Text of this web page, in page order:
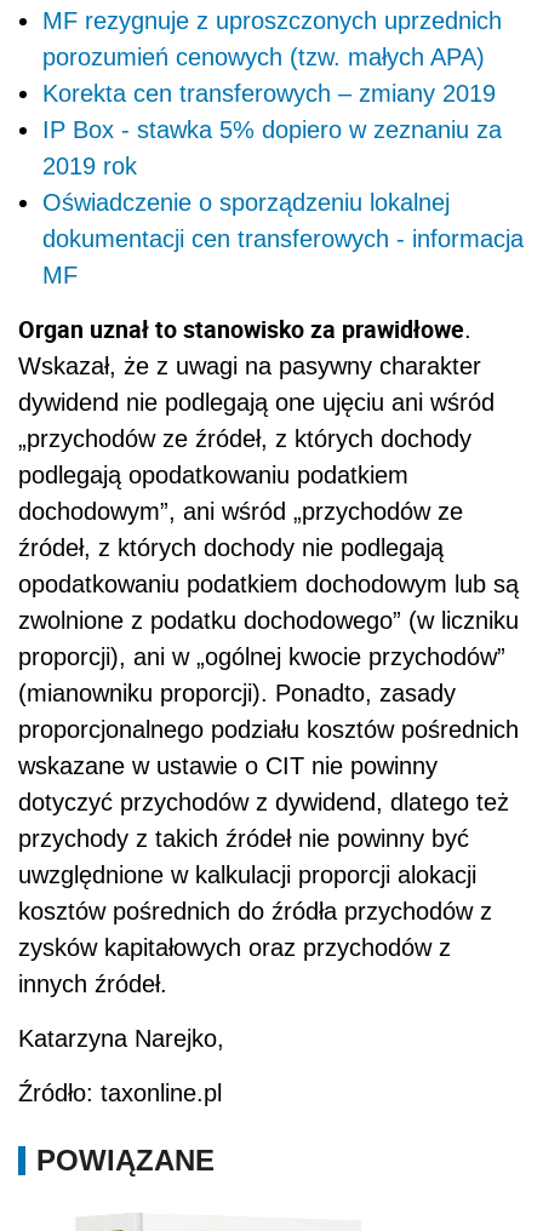
MF rezygnuje z uproszczonych uprzednich
porozumień cenowych (tzw. małych APA)
Korekta cen transferowych – zmiany 2019
IP Box - stawka 5% dopiero w zeznaniu za
2019 rok
Oświadczenie o sporządzeniu lokalnej
dokumentacji cen transferowych - informacja
MF
Organ uznał to stanowisko za prawidłowe.
Wskazał, że z uwagi na pasywny charakter
dywidend nie podlegają one ujęciu ani wśród
„przychodów ze źródeł, z których dochody
podlegają opodatkowaniu podatkiem
dochodowym”, ani wśród „przychodów ze
źródeł, z których dochody nie podlegają
opodatkowaniu podatkiem dochodowym lub są
zwolnione z podatku dochodowego” (w liczniku
proporcji), ani w „ogólnej kwocie przychodów”
(mianowniku proporcji). Ponadto, zasady
proporcjonalnego podziału kosztów pośrednich
wskazane w ustawie o CIT nie powinny
dotyczyć przychodów z dywidend, dlatego też
przychody z takich źródeł nie powinny być
uwzględnione w kalkulacji proporcji alokacji
kosztów pośrednich do źródła przychodów z
zysków kapitałowych oraz przychodów z
innych źródeł.
Katarzyna Narejko,
Źródło: taxonline.pl
POWIĄZANE